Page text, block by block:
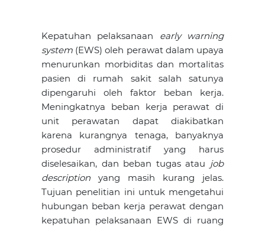
Kepatuhan pelaksanaan early warning
system(EWS) oleh perawat dalam upaya
menurunkan morbiditas dan mortalitas
pasien di rumah sakit salah satunya
dipengaruhi oleh faktor beban kerja.
Meningkatnya beban kerja perawat di
unit perawatan dapat diakibatkan
karena kurangnya tenaga, banyaknya
prosedur administratif yang harus
diselesaikan, dan beban tugas atau job
descriptionyang masih kurang jelas.
Tujuan penelitian ini untuk mengetahui
hubungan beban kerja perawat dengan
kepatuhan pelaksanaan EWS di ruang